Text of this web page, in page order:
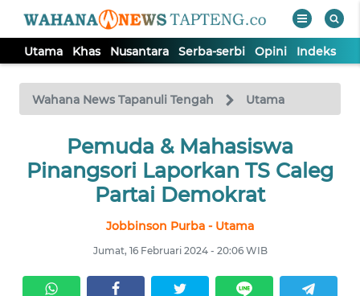
Utama Khas Nusantara Serba-serbi Opini Indeks
Wahana News Tapanuli Tengah Utama
Pemuda & Mahasiswa
Pinangsori Laporkan TS Caleg
Partai Demokrat
Jobbinson Purba - Utama
Jumat, 16 Februari 2024 - 20:06 WIB
TV
Tutup
SERBA-